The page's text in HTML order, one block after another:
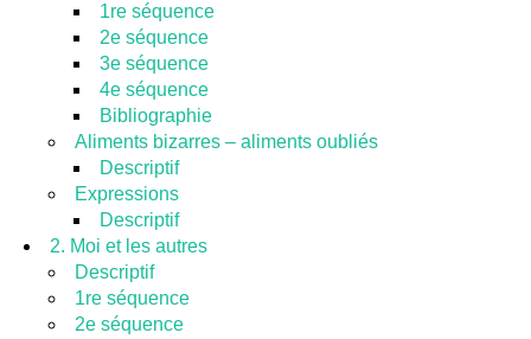
1re séquence
2e séquence
3e séquence
4e séquence
Bibliographie
Aliments bizarres – aliments oubliés
Descriptif
Expressions
Descriptif
2. Moi et les autres
Descriptif
1re séquence
2e séquence